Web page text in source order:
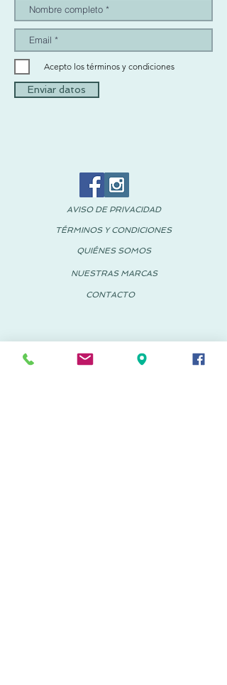
Acepto los términos y condiciones
Enviar datos
© 2018 PACHUS España-México
AVISO DE PRIVACIDAD
TÉRMINOS Y CONDICIONES
QUIÉNES SOMOS
NUESTRAS MARCAS
CONTACTO